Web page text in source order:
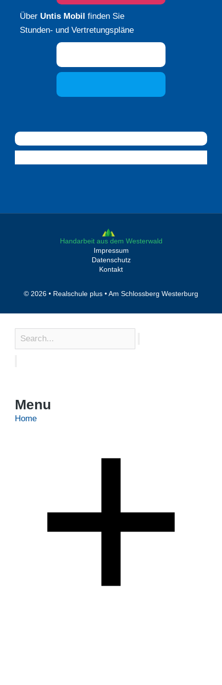
Über Untis Mobil finden Sie
Stunden- und Vertretungspläne
© 2026 • Realschule plus • Am Schlossberg Westerburg
Handarbeit aus dem Westerwald
Impressum
Datenschutz
Kontakt
Menu
Home